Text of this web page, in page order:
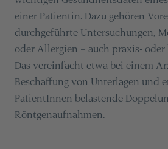
einer Patientin. Dazu gehören
durchgeführte Untersuchungen,
oder Allergien – auch praxis-
Das vereinfacht etwa bei einem
Beschaffung von Unterlagen und
PatientInnen belastende
Röntgenaufnahmen.